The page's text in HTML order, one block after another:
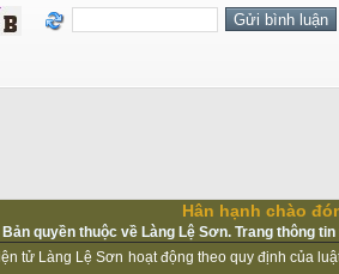
Hân hạnh chào
Bản quyền thuộc về Làng Lệ Sơn. Trang thông
tử Làng Lệ Sơn hoạt động theo quy định của